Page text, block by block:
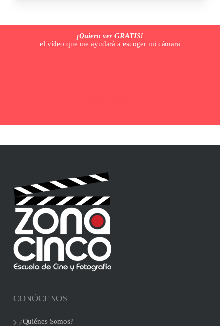
¡Quiero ver GRATIS!
el vídeo que me ayudará a escoger mi cámara
CONÓCENOS
¿Quiénes Somos?